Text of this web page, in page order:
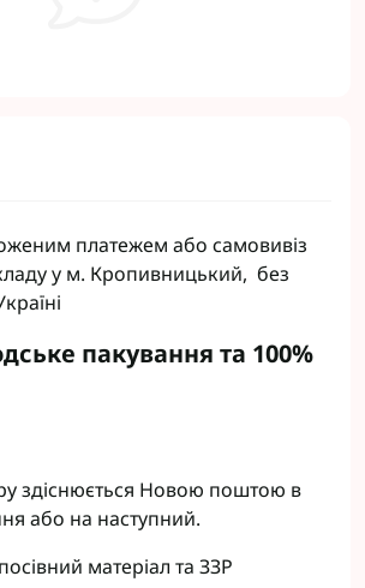
платежем або самовивіз
у м. Кропивницький, без
пакування та 100%
здіснюється Новою поштою в
або на наступний.
матеріал та ЗЗР